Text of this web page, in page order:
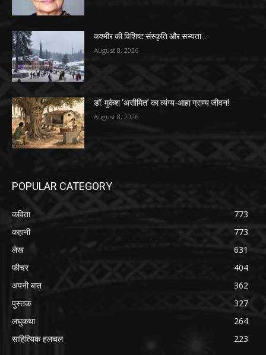
कश्मीर की विशिष्ट संस्कृति और सभ्यता…
August 8, 2026
डॉ. मुकेश ‘असीमित’ का व्यंग्य-आहा ग्राम्य जीवन!
August 8, 2026
POPULAR CATEGORY
कविता
773
कहानी
773
लेख
631
फीचर
404
अपनी बात
362
पुस्तक
327
लघुकथा
264
साहित्यिक हलचल
223